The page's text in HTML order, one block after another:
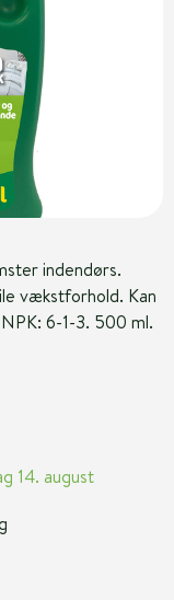
indendørs.
vækstforhold. Kan
6-1-3. 500 ml.
14. august